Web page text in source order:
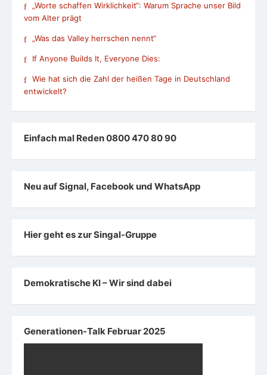
„Worte schaffen Wirklichkeit“: Warum Sprache unser Bild
vom Alter prägt
„Was das Valley herrschen nennt“
If Anyone Builds It, Everyone Dies:
Wie hat sich die Zahl der heißen Tage in Deutschland
entwickelt?
Einfach mal Reden 0800 470 80 90
Neu auf Signal, Facebook und WhatsApp
Hier geht es zur Singal-Gruppe
Demokratische KI – Wir sind dabei
Generationen-Talk Februar 2025